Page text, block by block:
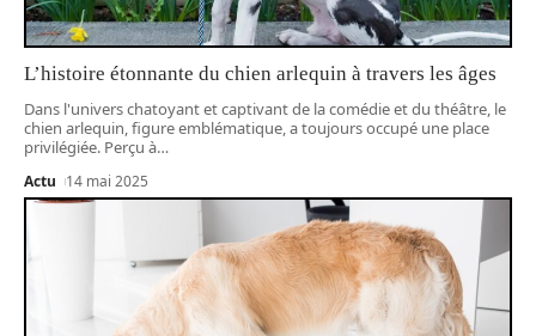
L’histoire étonnante du chien arlequin à travers les âges
Dans l'univers chatoyant et captivant de la comédie et du théâtre, le
chien arlequin, figure emblématique, a toujours occupé une place
privilégiée. Perçu à…
Actu 14 mai 2025